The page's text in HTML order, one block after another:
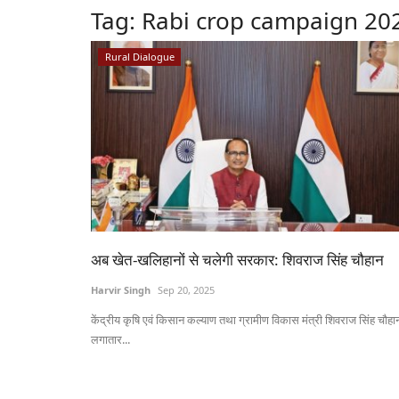
Tag: Rabi crop campaign
Rural Dialogue
अब खेत-खलिहानों से चलेगी सरकार: शिवराज सिंह चौहान
Harvir Singh Sep 20, 2025
केंद्रीय कृषि एवं किसान कल्याण तथा ग्रामीण विकास मंत्री शिवराज सिंह
लगातार...